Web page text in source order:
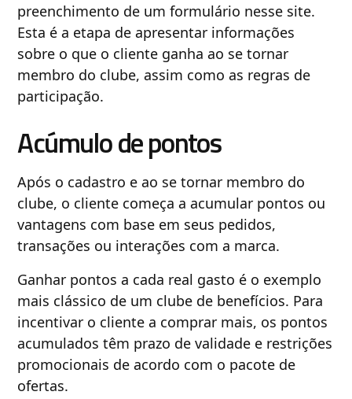
preenchimento de um formulário nesse site.
Esta é a etapa de apresentar informações
sobre o que o cliente ganha ao se tornar
membro do clube, assim como as regras de
participação.
Acúmulo de pontos
Após o cadastro e ao se tornar membro do
clube, o cliente começa a acumular pontos ou
vantagens com base em seus pedidos,
transações ou interações com a marca.
Ganhar pontos a cada real gasto é o exemplo
mais clássico de um clube de benefícios. Para
incentivar o cliente a comprar mais, os pontos
acumulados têm prazo de validade e restrições
promocionais de acordo com o pacote de
ofertas.